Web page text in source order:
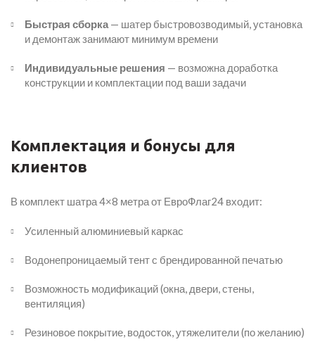
Быстрая сборка — шатер быстровозводимый, установка
и демонтаж занимают минимум времени
Индивидуальные решения — возможна доработка
конструкции и комплектации под ваши задачи
Комплектация и бонусы для
клиентов
В комплект шатра 4×8 метра от ЕвроФлаг24 входит:
Усиленный алюминиевый каркас
Водонепроницаемый тент с брендированной печатью
Возможность модификаций (окна, двери, стены,
вентиляция)
Резиновое покрытие, водосток, утяжелители (по желанию)